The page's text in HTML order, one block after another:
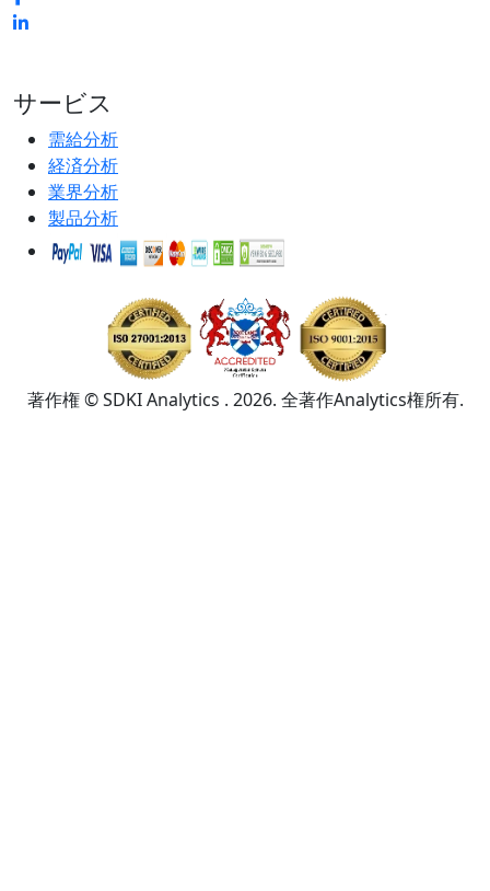
サービス
需給分析
経済分析
業界分析
製品分析
著作権 © SDKI Analytics . 2026. 全著作Analytics権所有.